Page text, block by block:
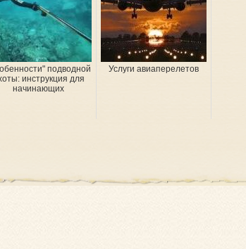
подводной
инструкция для
начинающих
Услуги авиаперелетов